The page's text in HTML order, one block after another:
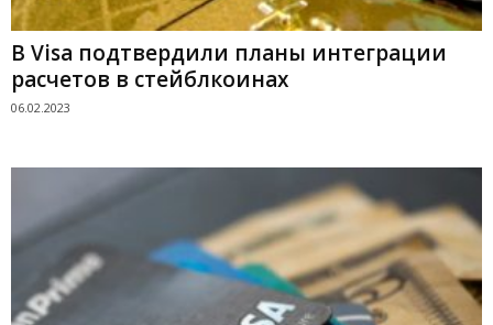
В Visa подтвердили планы интеграции
расчетов в стейблкоинах
06.02.2023